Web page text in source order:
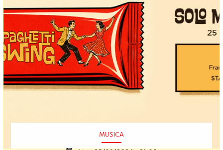
MUSICA